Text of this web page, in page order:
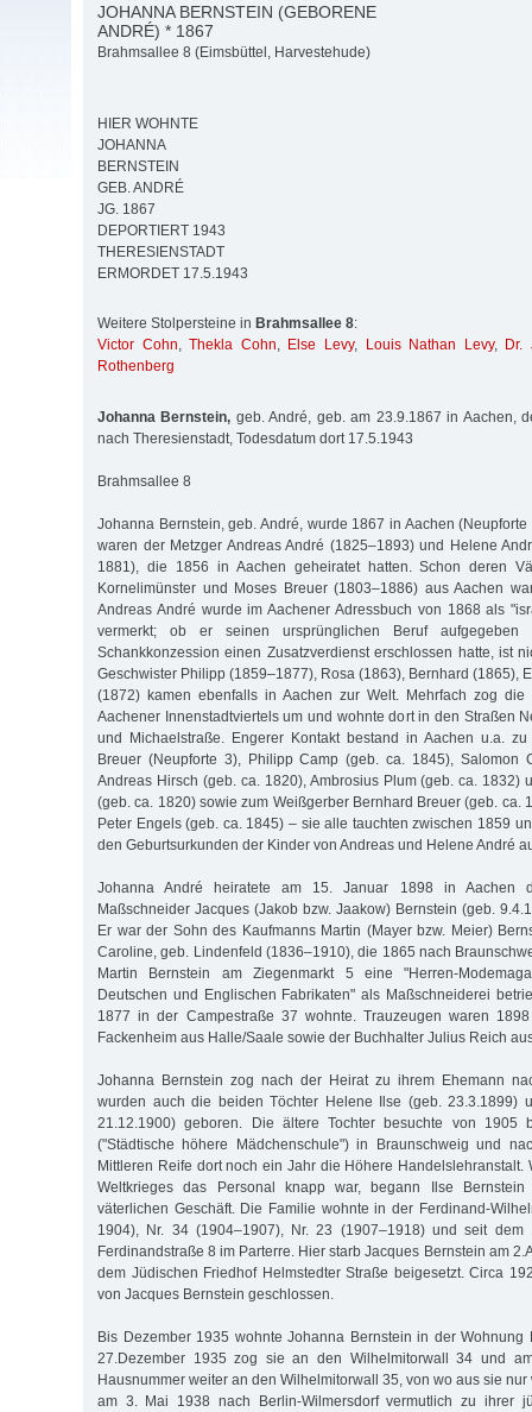
JOHANNA BERNSTEIN (GEBORENE
ANDRÉ) * 1867
Brahmsallee 8 (Eimsbüttel, Harvestehude)
HIER WOHNTE
JOHANNA
BERNSTEIN
GEB. ANDRÉ
JG. 1867
DEPORTIERT 1943
THERESIENSTADT
ERMORDET 17.5.1943
Weitere Stolpersteine in Brahmsallee 8:
Victor Cohn,Thekla Cohn, Else Levy, Louis Nathan Levy, Dr.
Rothenberg
Johanna Bernstein, geb. André, geb. am 23.9.1867 in Aachen,
nach Theresienstadt, Todesdatum dort 17.5.1943
Brahmsallee 8
Johanna Bernstein, geb. André, wurde 1867 in Aachen
waren der Metzger Andreas André (1825–1893) und Helene
1881), die 1856 in Aachen geheiratet hatten. Schon deren
Kornelimünster und Moses Breuer (1803–1886) aus Aachen
Andreas André wurde im Aachener Adressbuch von 1868 als
vermerkt; ob er seinen ursprünglichen Beruf
Schankkonzession einen Zusatzverdienst erschlossen hatte, ist
Geschwister Philipp (1859–1877), Rosa (1863), Bernhard (1865),
(1872) kamen ebenfalls in Aachen zur Welt. Mehrfach zog die
Aachener Innenstadtviertels um und wohnte dort in den Straßen
und Michaelstraße. Engerer Kontakt bestand in Aachen u.a.
Breuer (Neupforte 3), Philipp Camp (geb. ca. 1845), Salomon
Andreas Hirsch (geb. ca. 1820), Ambrosius Plum (geb. ca. 1832)
(geb. ca. 1820) sowie zum Weißgerber Bernhard Breuer (geb. ca.
Peter Engels (geb. ca. 1845) – sie alle tauchten zwischen 1859
den Geburtsurkunden der Kinder von Andreas und Helene André
Johanna André heiratete am 15. Januar 1898 in Aachen
Maßschneider Jacques (Jakob bzw. Jaakow) Bernstein (geb.
Er war der Sohn des Kaufmanns Martin (Mayer bzw. Meier)
Caroline, geb. Lindenfeld (1836–1910), die 1865 nach
Martin Bernstein am Ziegenmarkt 5 eine "Herren-
Deutschen und Englischen Fabrikaten" als Maßschneiderei
1877 in der Campestraße 37 wohnte. Trauzeugen waren
Fackenheim aus Halle/Saale sowie der Buchhalter Julius Reich
Johanna Bernstein zog nach der Heirat zu ihrem Ehemann
wurden auch die beiden Töchter Helene Ilse (geb. 23.3.1899)
21.12.1900) geboren. Die ältere Tochter besuchte von 1905
("Städtische höhere Mädchenschule") in Braunschweig und
Mittleren Reife dort noch ein Jahr die Höhere Handelslehranstalt.
Weltkrieges das Personal knapp war, begann Ilse
väterlichen Geschäft. Die Familie wohnte in der Ferdinand-
1904), Nr. 34 (1904–1907), Nr. 23 (1907–1918) und seit
Ferdinandstraße 8 im Parterre. Hier starb Jacques Bernstein am
dem Jüdischen Friedhof Helmstedter Straße beigesetzt. Circa
von Jacques Bernstein geschlossen.
Bis Dezember 1935 wohnte Johanna Bernstein in der Wohnung
27.Dezember 1935 zog sie an den Wilhelmitorwall 34 und
Hausnummer weiter an den Wilhelmitorwall 35, von wo aus sie
am 3. Mai 1938 nach Berlin-Wilmersdorf vermutlich zu ihrer